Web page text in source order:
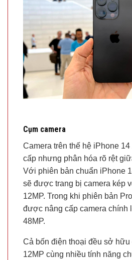
Cụm camera
Camera trên thế hệ iPhone
cấp nhưng phân hóa rõ rệt
Với phiên bản chuẩn iPhone
sẽ được trang bị camera kép
12MP. Trong khi phiên bản
được nâng cấp camera chính
48MP.
Cả bốn điện thoại đều sở hữu
12MP cùng nhiều tính năng